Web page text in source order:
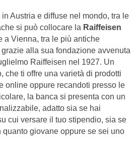
Austria e diffuse nel mondo, tra le
si può collocare la Raiffeisen
a Vienna, tra le più antiche
alla sua fondazione avvenuta
Raiffeisen nel 1927. Un
che ti offre una varietà di prodotti
online oppure recandoti presso le
la banca si presenta con un
adatto sia se hai
cui versare il tuo stipendio, sia se
giovane oppure se sei uno